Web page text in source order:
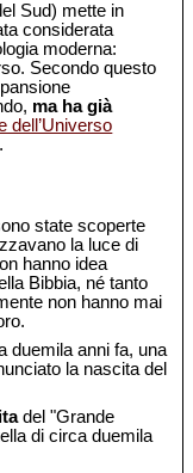
Sud) mette in
considerata
moderna:
Secondo questo
ma ha già
dell’Universo
state scoperte
la luce di
hanno idea
Bibbia, né tanto
non hanno mai
duemila anni fa, una
la nascita del
del "Grande
di circa duemila